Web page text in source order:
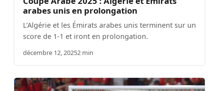
arabes unis en prolongation
L’Algérie et les Émirats arabes unis terminent sur un
score de 1-1 et iront en prolongation.
décembre 12, 20252 min